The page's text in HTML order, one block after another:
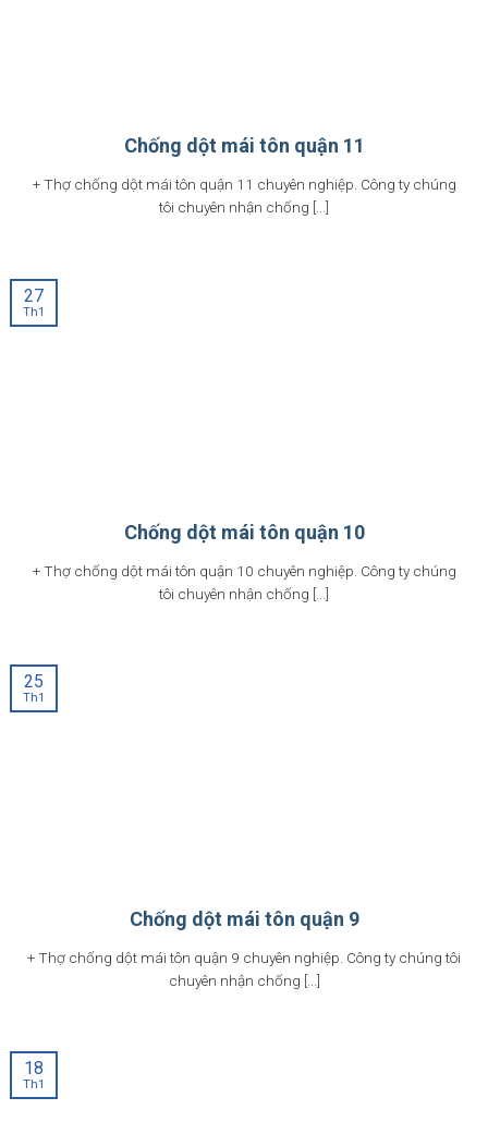
Chống dột mái tôn quận 11
+ Thợ chống dột mái tôn quận 11 chuyên nghiệp. Công ty chúng
tôi chuyên nhận chống [...]
Chống dột mái tôn quận 10
+ Thợ chống dột mái tôn quận 10 chuyên nghiệp. Công ty chúng
tôi chuyên nhận chống [...]
27
Th1
Chống dột mái tôn quận 9
+ Thợ chống dột mái tôn quận 9 chuyên nghiệp. Công ty chúng tôi
chuyên nhận chống [...]
25
Th1
18
Th1